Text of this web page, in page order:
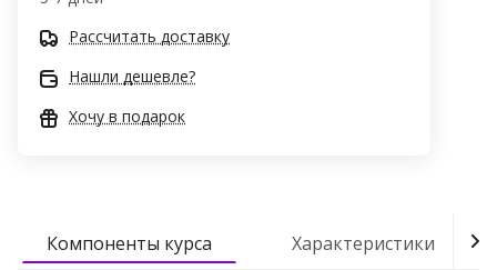
Рассчитать доставку
Нашли дешевле?
Хочу в подарок
Компоненты курса Характеристики